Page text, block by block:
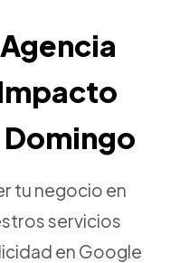
tu negocio en
servicios
en Google